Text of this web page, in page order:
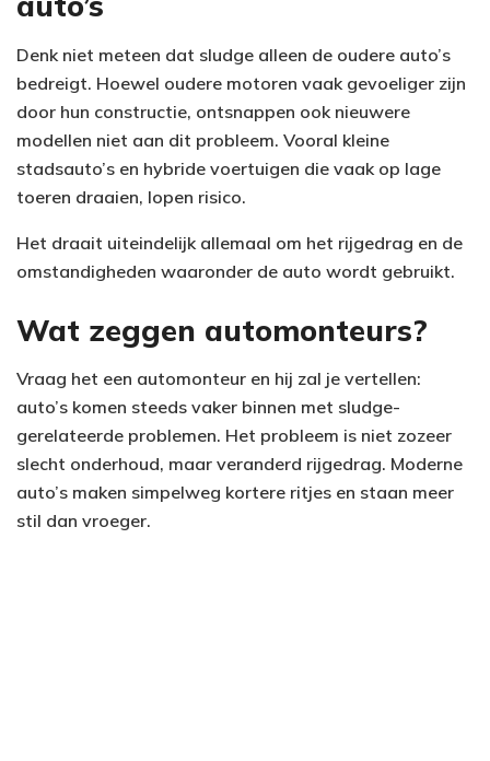
Denk niet meteen dat sludge alleen de oudere auto’s
bedreigt. Hoewel oudere motoren vaak gevoeliger zijn
door hun constructie, ontsnappen ook nieuwere
modellen niet aan dit probleem. Vooral kleine
stadsauto’s en hybride voertuigen die vaak op lage
toeren draaien, lopen risico.
Het draait uiteindelijk allemaal om het rijgedrag en de
omstandigheden waaronder de auto wordt gebruikt.
Wat zeggen automonteurs?
Vraag het een automonteur en hij zal je vertellen:
auto’s komen steeds vaker binnen met sludge-
gerelateerde problemen. Het probleem is niet zozeer
slecht onderhoud, maar veranderd rijgedrag. Moderne
auto’s maken simpelweg kortere ritjes en staan meer
stil dan vroeger.